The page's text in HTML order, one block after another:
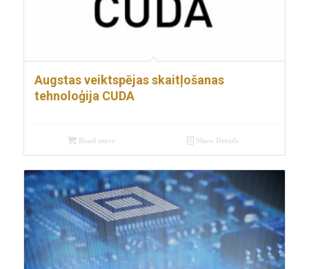
Augstas veiktspējas skaitļošanas
tehnoloģija CUDA
Read more Show Details